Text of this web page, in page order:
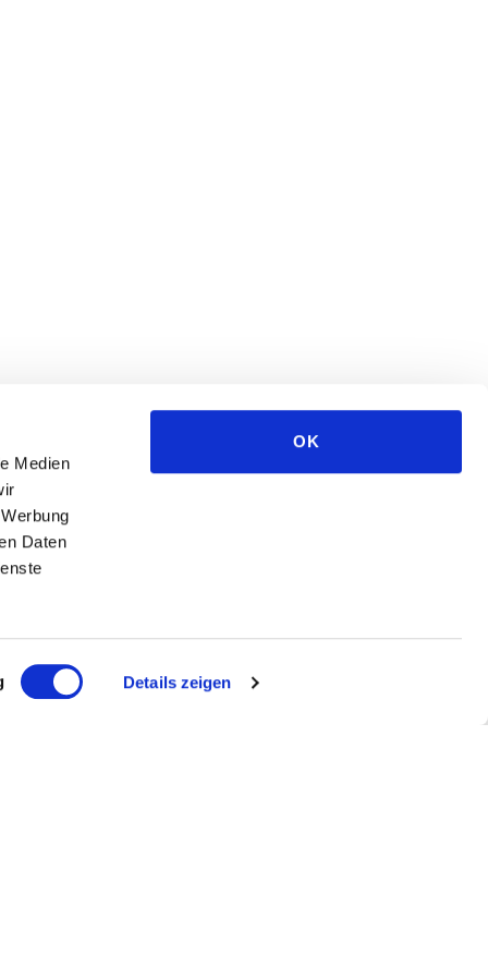
Medien
Daten
Details zeigen
OK